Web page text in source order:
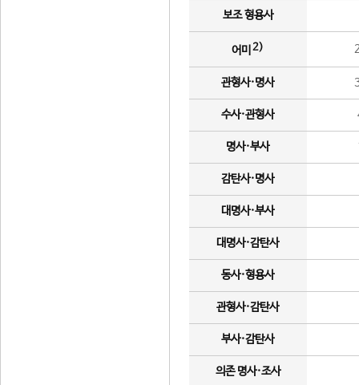
보조 형용사
어미 2)
관형사·명사
수사·관형사
명사·부사
감탄사·명사
대명사·부사
대명사·감탄사
동사·형용사
관형사·감탄사
부사·감탄사
의존 명사·조사